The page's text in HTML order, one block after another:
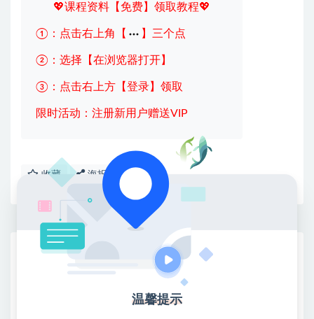
💖课程资料【免费】领取教程💖
①：点击右上角【 】三个点
②：选择【在浏览器打开】
③：点击右上方【登录】领取
限时活动：注册新用户赠送VIP
收藏 海报 链接
网赚基地简介
❤本站：本站整合多方资源站，主要面向互联网创业
温馨提示